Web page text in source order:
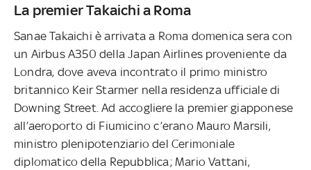
La premier Takaichi a Roma
Sanae Takaichi è arrivata a Roma domenica sera con
un Airbus A350 della Japan Airlines proveniente da
Londra, dove aveva incontrato il primo ministro
britannico Keir Starmer nella residenza ufficiale di
Downing Street. Ad accogliere la premier giapponese
all’aeroporto di Fiumicino c’erano Mauro Marsili,
ministro plenipotenziario del Cerimoniale
diplomatico della Repubblica; Mario Vattani,